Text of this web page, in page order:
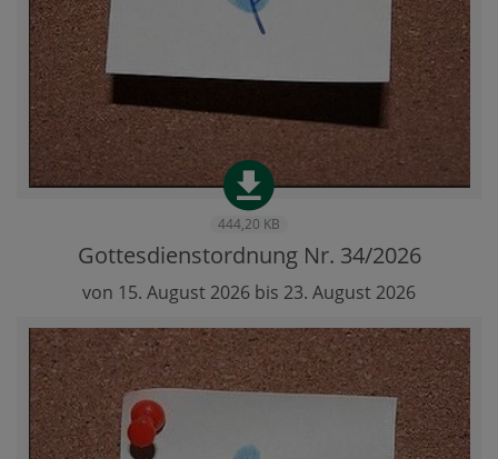
444,20 KB
Gottesdienstordnung Nr. 34/2026
von 15. August 2026 bis 23. August 2026